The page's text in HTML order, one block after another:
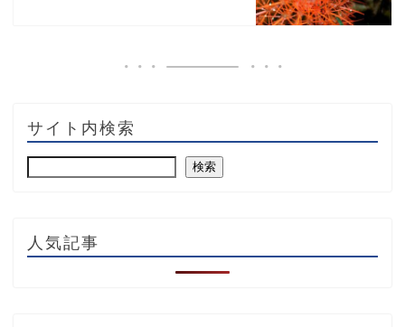
サイト内検索
検索
人気記事